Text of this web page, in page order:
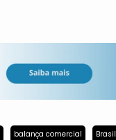
balança comercial Brasil